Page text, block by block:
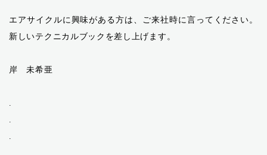
エアサイクルに興味がある方は、ご来社時に言ってください。
新しいテクニカルブックを差し上げます。
岸 未希亜